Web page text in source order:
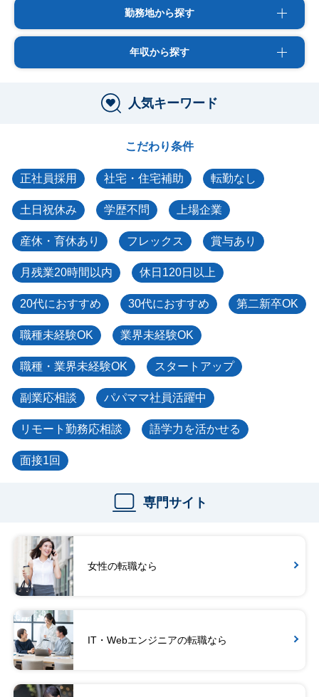
勤務地から探す
年収から探す
人気キーワード
こだわり条件
正社員採用 社宅・住宅補助 転勤なし
土日祝休み 学歴不問 上場企業
産休・育休あり フレックス 賞与あり
月残業20時間以内 休日120日以上
20代におすすめ 30代におすすめ 第二新卒OK
職種未経験OK 業界未経験OK
職種・業界未経験OK スタートアップ
副業応相談 パパママ社員活躍中
リモート勤務応相談 語学力を活かせる
面接1回
専門サイト
女性の転職なら
IT・Webエンジニアの転職なら